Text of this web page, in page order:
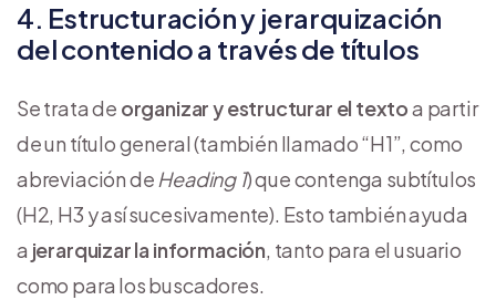
4. Estructuración y jerarquización
del contenido a través de títulos
Se trata de organizar y estructurar el textoa partir
de un título general (también llamado “H1”, como
abreviación de Heading 1) que contenga subtítulos
(H2, H3 y así sucesivamente). Esto también ayuda
a jerarquizar la información, tanto para el usuario
como para los buscadores.